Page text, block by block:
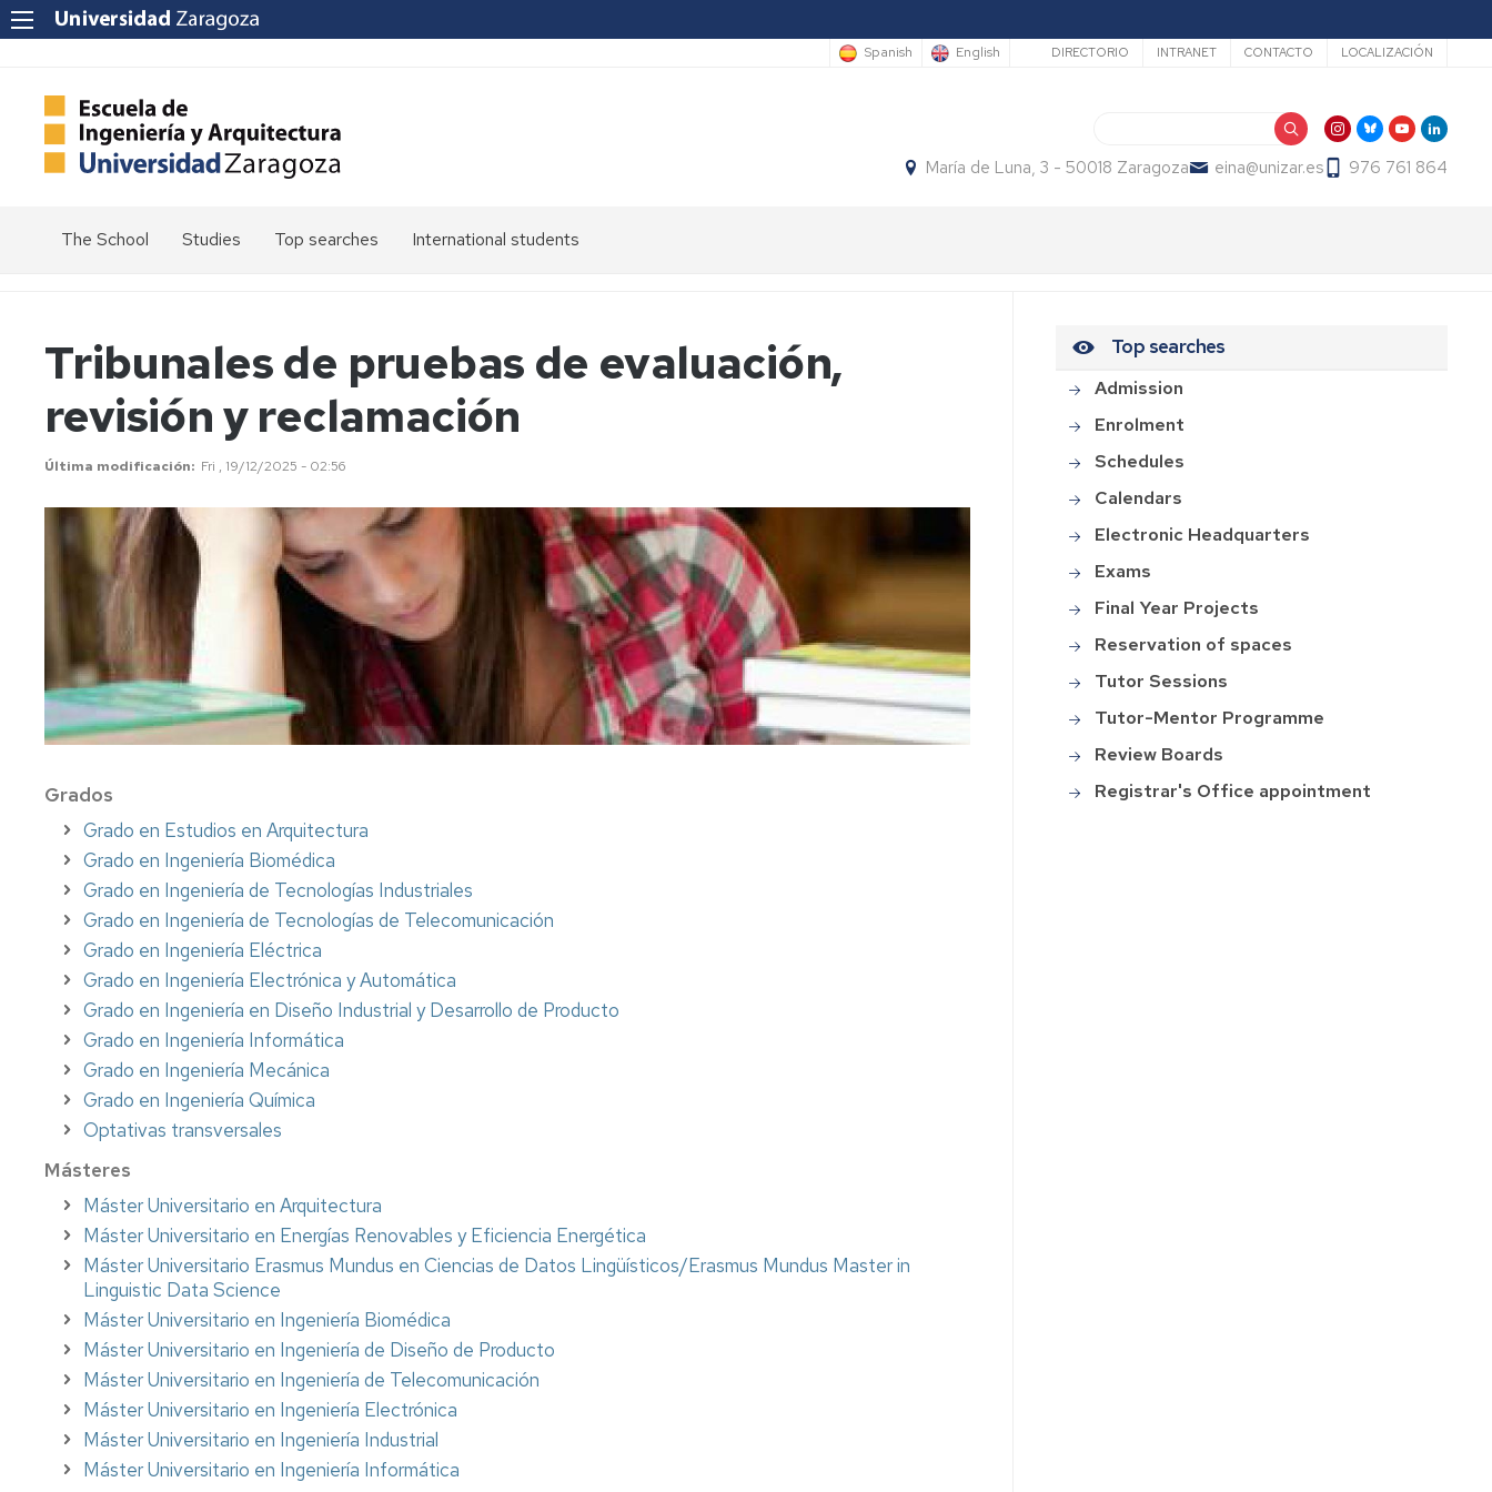
Spanish English Secundario
DIRECTORIO INTRANET CONTACTO LOCALIZACIÓN
María de Luna, 3 - 50018 Zaragoza eina@unizar.es 976 761 864
The School
Vision
Values
Quality
the
Teaching
Innovation
Cross-
Curricular
Competencies
imagEINA
History
Studies Top searches
Schedules
Calendars
Electronic
Exams
Final
Year
Projects
Reservation
of
spaces
Tutor-
Mentor
Programme
Review
Boards
Registrar's
Office
appointment
International students
Tribunales de pruebas de evaluación,
revisión y reclamación
Última modificación Fri , 19/12/2025 - 02:56
Grados
Grado en Estudios en Arquitectura
Grado en Ingeniería Biomédica
Grado en Ingeniería de Tecnologías Industriales
Grado en Ingeniería de Tecnologías de Telecomunicación
Grado en Ingeniería Eléctrica
Grado en Ingeniería Electrónica y Automática
Grado en Ingeniería en Diseño Industrial y Desarrollo de Producto
Grado en Ingeniería Informática
Grado en Ingeniería Mecánica
Grado en Ingeniería Química
Optativas transversales
Másteres
Máster Universitario en Arquitectura
Máster Universitario en Energías Renovables y Eficiencia Energética
Máster Universitario Erasmus Mundus en Ciencias de Datos Lingüísticos/Erasmus Mundus Master in
Linguistic Data Science
Máster Universitario en Ingeniería Biomédica
Máster Universitario en Ingeniería de Diseño de Producto
Máster Universitario en Ingeniería de Telecomunicación
Máster Universitario en Ingeniería Electrónica
Máster Universitario en Ingeniería Industrial
Máster Universitario en Ingeniería Informática
Top searches
Admission
Enrolment
Schedules
Calendars
Electronic Headquarters
Exams
Final Year Projects
Reservation of spaces
Tutor Sessions
Tutor-Mentor Programme
Review Boards
Registrar's Office appointment